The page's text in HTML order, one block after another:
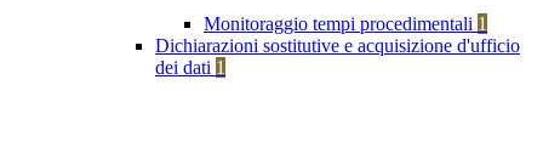
Monitoraggio tempi procedimentali 1
Dichiarazioni sostitutive e acquisizione d'ufficio
dei dati 1